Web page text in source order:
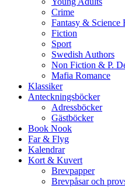
Crime
Fantasy & Science
Fiction
Sport
Swedish Authors
Non Fiction & P.
Mafia Romance
Klassiker
Anteckningsböcker
Adressböcker
Gästböcker
Book Nook
Far & Flyg
Kalendrar
Kort & Kuvert
Brevpapper
Brevpåsar och